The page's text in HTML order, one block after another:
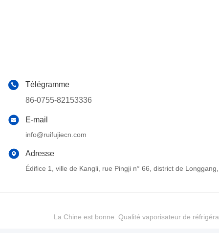
Télégramme
86-0755-82153336
E-mail
info@ruifujiecn.com
Adresse
Édifice 1, ville de Kangli, rue Pingji n° 66, district de
La Chine est bonne. Qualité vaporisateur de